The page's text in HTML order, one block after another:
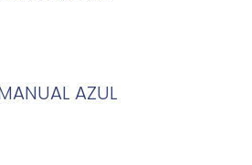
MANUAL AZUL